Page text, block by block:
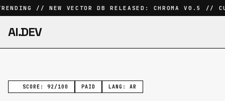
// NEW VECTOR DB RELEASED: CHROMA V0.5 //
AI.DEV
SCORE: 92/100 PAID LANG: AR